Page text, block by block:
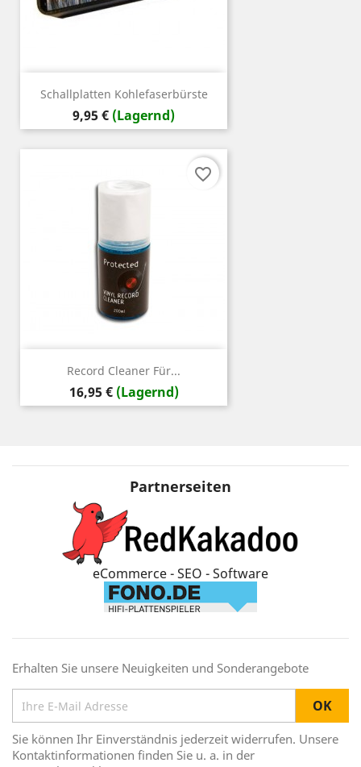
Schallplatten Kohlefaserbürste
Preis
9,95 € (Lagernd)
Record Cleaner Für...
Preis
16,95 € (Lagernd)
favorite_border
Partnerseiten
eCommerce - SEO - Software
Erhalten Sie unsere Neuigkeiten und Sonderangebote
Sie können Ihr Einverständnis jederzeit widerrufen. Unsere
Kontaktinformationen finden Sie u. a. in der